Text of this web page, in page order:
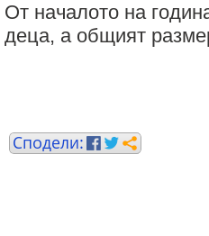
От началото на
деца, а общият